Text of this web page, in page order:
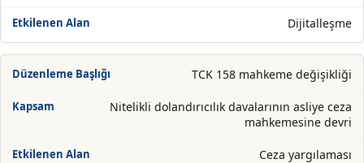
Dijitalleşme
TCK 158 mahkeme değişikliği
Nitelikli dolandırıcılık davalarının asliye ceza
mahkemesine devri
Ceza yargılaması